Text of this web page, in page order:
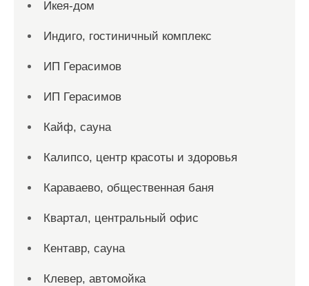
Икея-дом
Индиго, гостиничный комплекс
ИП Герасимов
ИП Герасимов
Кайф, сауна
Калипсо, центр красоты и здоровья
Караваево, общественная баня
Квартал, центральный офис
Кентавр, сауна
Клевер, автомойка